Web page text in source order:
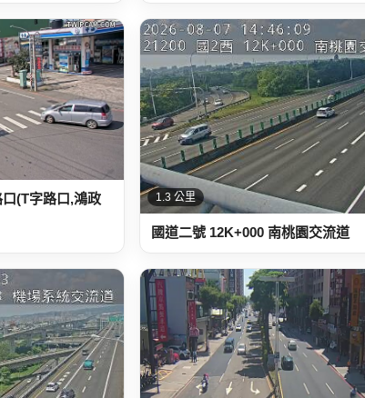
(T字路口,鴻政
1.3 公里
國道二號 12K+000 南桃園交流道